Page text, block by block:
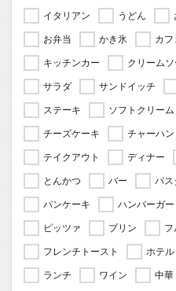
イタリアン
うどん
お弁当
かき氷 カフ
キッチンカー
クリーム
サラダ
サンドイッチ
ステーキ
ソフトクリーム
チーズケーキ
チャーハン
テイクアウト
ディナー
とんかつ
バー パス
パンケーキ
ハンバーガー
ピッツァ
プリン
フレンチトースト
ホテル
ランチ
ワイン 中華